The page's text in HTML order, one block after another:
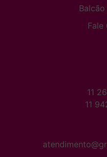
Fale
11
11